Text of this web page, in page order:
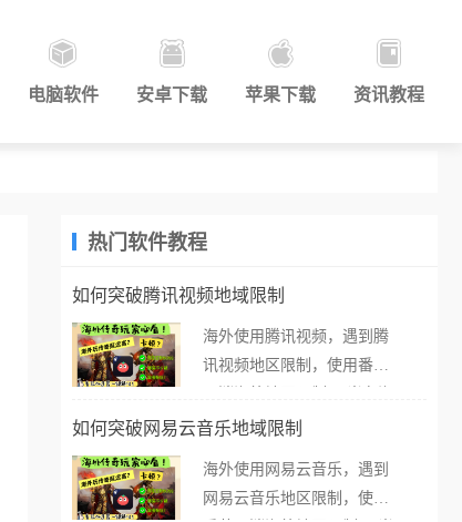
电脑软件 安卓下载 苹果下载 资讯教程
热门软件教程
如何突破腾讯视频地域限制
海外使用腾讯视频，遇到腾
讯视频地区限制，使用番茄
外打开腾讯视频，却突然弹
地区无法播放”的提示语。
海外用户如香港、澳门、台
如何突破网易云音乐地域限制
海外使用网易云音乐，遇到
网易云音乐地区限制，使用